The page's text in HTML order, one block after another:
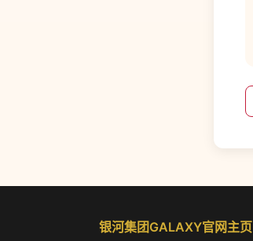
银河集团GALAXY官网主页